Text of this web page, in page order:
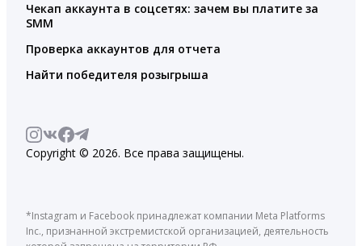
Чекап аккаунта в соцсетях: зачем вы платите за
SMM
Проверка аккаунтов для отчета
Найти победителя розыгрыша
Copyright © 2026. Все права защищены.
*Instagram и Facebook принадлежат компании Meta Platforms
Inc., признанной экстремистской организацией, деятельность